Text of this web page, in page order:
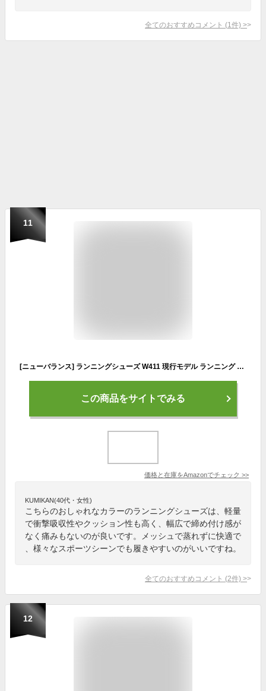
全てのおすすめコメント (1 件) >
11
[ニューバランス] ランニングシューズ W411 現行モデル ランニング ウォーキング スニーカー 白 通学 幅広 軽量 レディース LP3(グレー/グリーン) 24.5 cm D
この商品をサイトでみる
価格と在庫をAmazonでチェック >>
KUMIKAN(40代・女性)
こちらのおしゃれなカラーのランニングシューズは、軽量
で衝撃吸収性やクッション性も高く、幅広で締め付け感が
なく痛みもないのが良いです。メッシュで蒸れずに快適で
、様々なスポーツシーンでも履きやすいのがいいですね。
全てのおすすめコメント (2件) >
12